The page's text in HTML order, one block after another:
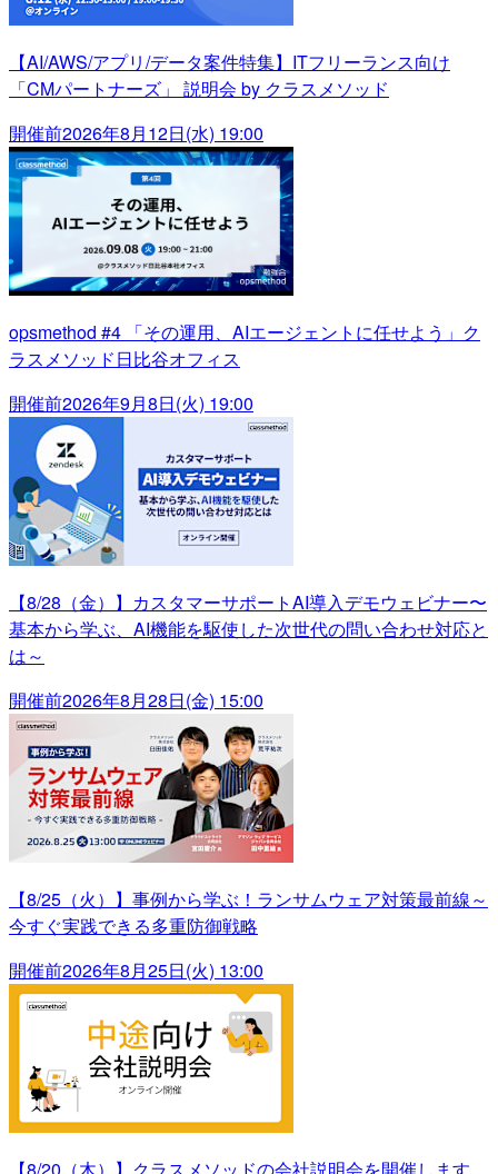
【AI/AWS/アプリ/データ案件特集】ITフリーランス向け
「CMパートナーズ」 説明会 by クラスメソッド
開催前2026年8月12日(水) 19:00
opsmethod #4 「その運用、AIエージェントに任せよう」ク
ラスメソッド日比谷オフィス
開催前2026年9月8日(火) 19:00
【8/28（金）】カスタマーサポートAI導入デモウェビナー〜
基本から学ぶ、AI機能を駆使した次世代の問い合わせ対応と
は～
開催前2026年8月28日(金) 15:00
【8/25（火）】事例から学ぶ！ランサムウェア対策最前線～
今すぐ実践できる多重防御戦略
開催前2026年8月25日(火) 13:00
【8/20（木）】クラスメソッドの会社説明会を開催します